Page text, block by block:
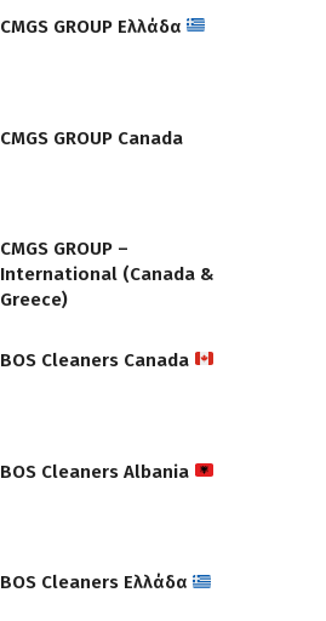
CMGS GROUP Ελλάδα
CMGS GROUP Canada
CMGS GROUP –
International (Canada &
Greece)
BOS Cleaners Canada
BOS Cleaners Albania
BOS Cleaners Ελλάδα